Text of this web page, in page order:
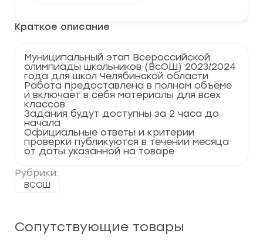
Краткое описание
Муниципальный этап Всероссийской
олимпиады школьников (ВсОШ) 2023/2024
года для школ Челябинской области
Работа предоставлена в полном объёме
и включает в себя материалы для всех
классов
Задания будут доступны за 2 часа до
начала
Официальные ответы и критерии
проверки публикуются в течении месяца
от даты указанной на товаре
Рубрики:
ВСОШ
этап
по
2024
Челябинская
область
74
регион
Сопутствующие товары